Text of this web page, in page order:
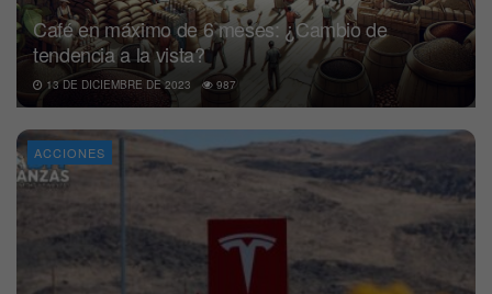
Café en máximo de 6 meses: ¿Cambio de
tendencia a la vista?
13 DE DICIEMBRE DE 2023 987
ACCIONES